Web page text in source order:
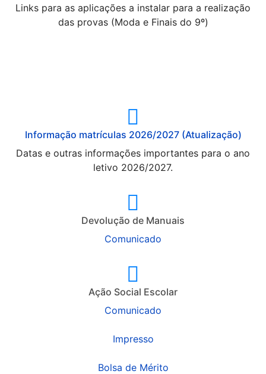
Links para as aplicações a instalar para a realização
das provas (Moda e Finais do 9º)
Informação matrículas 2026/2027 (Atualização)
Datas e outras informações importantes para o ano
letivo 2026/2027.
Devolução de Manuais
Comunicado
Ação Social Escolar
Comunicado
Impresso
Bolsa de Mérito